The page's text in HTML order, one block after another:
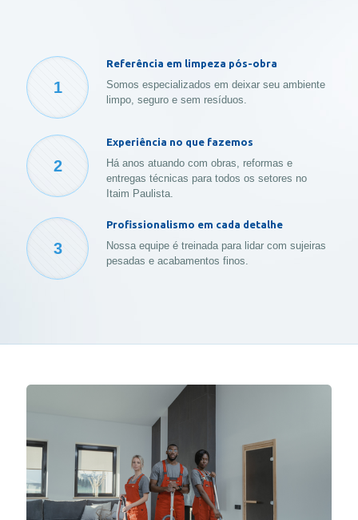
1
Referência em limpeza pós-obra
Somos especializados em deixar seu ambiente
limpo, seguro e sem resíduos.
2
Experiência no que fazemos
Há anos atuando com obras, reformas e
entregas técnicas para todos os setores no
Itaim Paulista.
3
Profissionalismo em cada detalhe
Nossa equipe é treinada para lidar com sujeiras
pesadas e acabamentos finos.